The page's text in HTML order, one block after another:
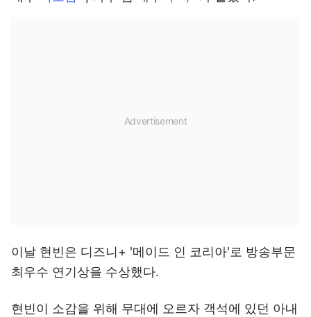
이날 현빈은 디즈니+ '메이드 인 코리아'로 방송부문
최우수 연기상을 수상했다.
현빈이 소감을 위해 무대에 오르자 객석에 있던 아내